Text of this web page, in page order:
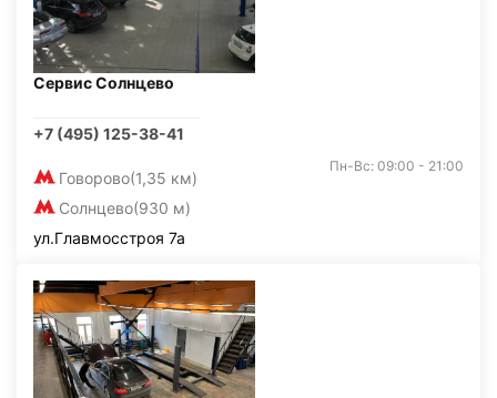
Сервис Солнцево
+7 (495) 125-38-41
Говорово(1,35 км)
Солнцево(930 м)
Пн-Вс: 09:00 - 21:00
ул.Главмосстроя 7а